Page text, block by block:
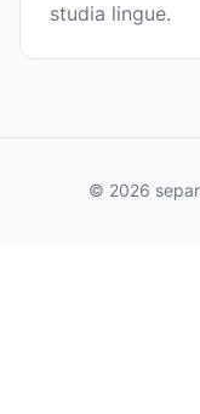
studia lingue.
© 2026